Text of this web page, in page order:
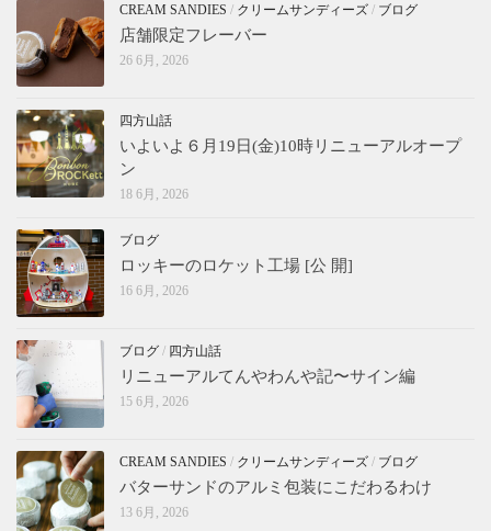
CREAM SANDIES / クリームサンディーズ / ブログ
店舗限定フレーバー
26 6月, 2026
四方山話
いよいよ６月19日(金)10時リニューアルオープ
ン
18 6月, 2026
ブログ
ロッキーのロケット工場 [公 開]
16 6月, 2026
ブログ / 四方山話
リニューアルてんやわんや記〜サイン編
15 6月, 2026
CREAM SANDIES / クリームサンディーズ / ブログ
バターサンドのアルミ包装にこだわるわけ
13 6月, 2026